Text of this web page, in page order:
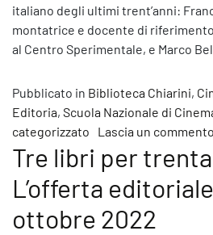
italiano degli ultimi trent’anni:
montatrice e docente di
al Centro Sperimentale, e Marco
Pubblicato in Biblioteca Chiarini,
Editoria, Scuola Nazionale di
categorizzato
Lascia un commento
Tre libri per
L’offerta
ottobre 2022